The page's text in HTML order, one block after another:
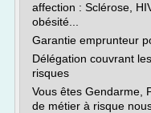
affection : Sclérose,
obésité...
Garantie emprunteur
Délégation couvrant
risques
Vous êtes Gendarme,
de métier à risque